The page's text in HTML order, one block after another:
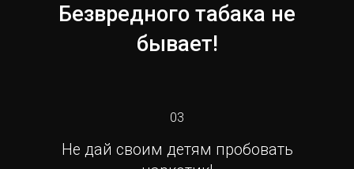
Безвредного табака не
бывает!
03
Не дай своим детям пробовать